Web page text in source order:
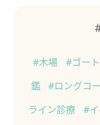
#木場 #ゴー
鑑
#ロングコ
ライン診療
#